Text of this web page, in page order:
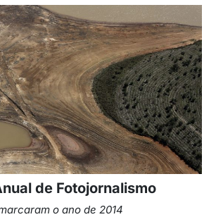
de Fotojornalismo
o ano de 2014